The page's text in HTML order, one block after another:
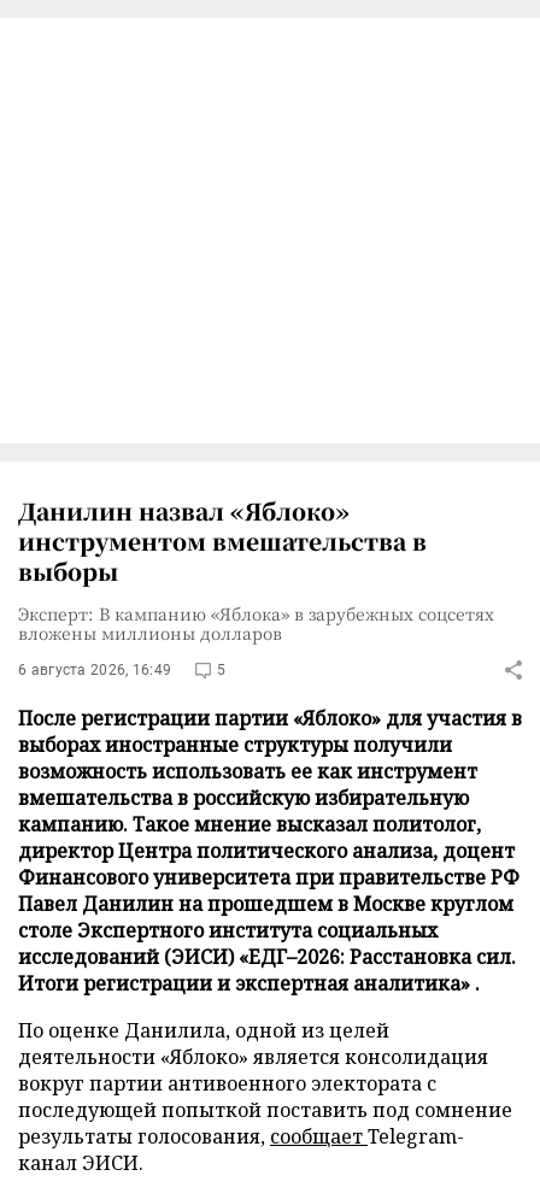
Данилин назвал «Яблоко»
инструментом вмешательства в
выборы
Эксперт: В кампанию «Яблока» в зарубежных соцсетях
вложены миллионы долларов
6 августа 2026, 16:49 5
После регистрации партии «Яблоко» для участия в
выборах иностранные структуры получили
возможность использовать ее как инструмент
вмешательства в российскую избирательную
кампанию. Такое мнение высказал политолог,
директор Центра политического анализа, доцент
Финансового университета при правительстве РФ
Павел Данилин на прошедшем в Москве круглом
столе Экспертного института социальных
исследований (ЭИСИ) «ЕДГ–2026: Расстановка сил.
Итоги регистрации и экспертная аналитика» .
По оценке Данилила, одной из целей
деятельности «Яблоко» является консолидация
вокруг партии антивоенного электората с
последующей попыткой поставить под сомнение
результаты голосования, сообщаетTelegram-
канал ЭИСИ.